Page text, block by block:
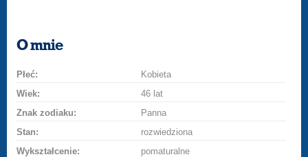
O mnie
Płeć:
Kobieta
Wiek:
46 lat
Znak zodiaku:
Panna
Stan:
rozwiedziona
Wykształcenie:
pomaturalne